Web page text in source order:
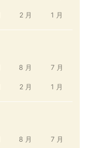
2 月 1 月
8 月 7 月
2 月 1 月
8 月 7 月